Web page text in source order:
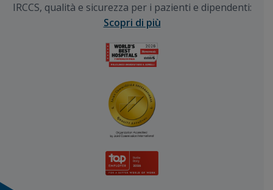
IRCCS, qualità e sicurezza per i pazienti e dipendenti:
Scopri di più